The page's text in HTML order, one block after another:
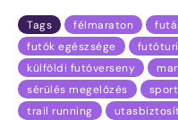
Tags félmaraton
futók egészsége
külföldi futóverseny
sérülés megelőzés
trail running